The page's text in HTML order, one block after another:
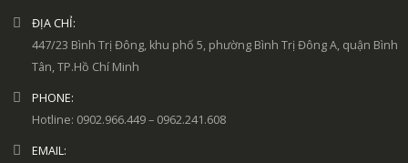
ĐỊA CHỈ:
447/23 Bình Trị Đông, khu phố 5, phường Bình Trị Đông A, quận Bình
Tân, TP.Hồ Chí Minh
PHONE:
Hotline: 0902.966.449 – 0962.241.608
EMAIL: